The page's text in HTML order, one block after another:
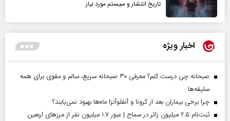
تاریخ انتشار و سیستم مورد نیاز
اخبار ویژه
صبحانه چی درست کنم؟ معرفی ۳۰ صبحانه سریع، سالم و مقوی برای همه
سلیقه‌ها
چرا برخی بیماران بعد از کرونا و آنفلوآنزا ماه‌ها بهبود نمی‌یابند؟
ثبت‌نام ۲.۵ میلیون زائر در سماح | عبور ۱.۷ میلیون نفر از مرز‌های اربعین